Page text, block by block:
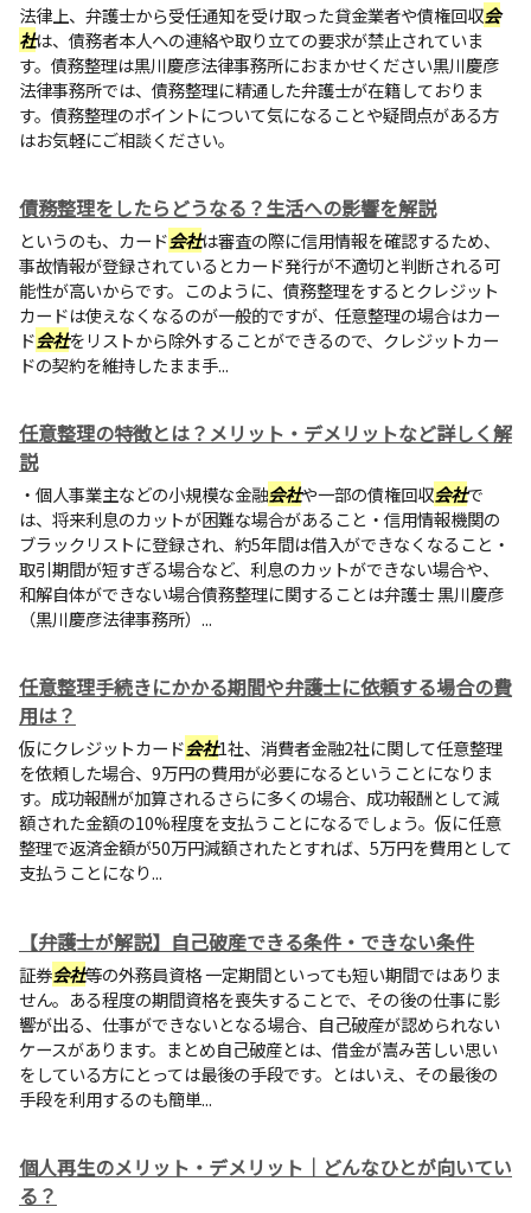
法律上、弁護士から受任通知を受け取った貸金業者や債権回収会
社は、債務者本人への連絡や取り立ての要求が禁止されていま
す。債務整理は黒川慶彦法律事務所におまかせください黒川慶彦
法律事務所では、債務整理に精通した弁護士が在籍しておりま
す。債務整理のポイントについて気になることや疑問点がある方
はお気軽にご相談ください。
債務整理をしたらどうなる？生活への影響を解説
というのも、カード会社は審査の際に信用情報を確認するため、
事故情報が登録されているとカード発行が不適切と判断される可
能性が高いからです。このように、債務整理をするとクレジット
カードは使えなくなるのが一般的ですが、任意整理の場合はカー
ド会社をリストから除外することができるので、クレジットカー
ドの契約を維持したまま手...
任意整理の特徴とは？メリット・デメリットなど詳しく解
説
・個人事業主などの小規模な金融会社や一部の債権回収会社で
は、将来利息のカットが困難な場合があること・信用情報機関の
ブラックリストに登録され、約5年間は借入ができなくなること・
取引期間が短すぎる場合など、利息のカットができない場合や、
和解自体ができない場合債務整理に関することは弁護士 黒川慶彦
（黒川慶彦法律事務所）...
任意整理手続きにかかる期間や弁護士に依頼する場合の費
用は？
仮にクレジットカード会社1社、消費者金融2社に関して任意整理
を依頼した場合、9万円の費用が必要になるということになりま
す。成功報酬が加算されるさらに多くの場合、成功報酬として減
額された金額の10%程度を支払うことになるでしょう。仮に任意
整理で返済金額が50万円減額されたとすれば、5万円を費用として
支払うことになり...
【弁護士が解説】自己破産できる条件・できない条件
証券会社等の外務員資格 一定期間といっても短い期間ではありま
せん。ある程度の期間資格を喪失することで、その後の仕事に影
響が出る、仕事ができないとなる場合、自己破産が認められない
ケースがあります。まとめ自己破産とは、借金が嵩み苦しい思い
をしている方にとっては最後の手段です。とはいえ、その最後の
手段を利用するのも簡単...
個人再生のメリット・デメリット｜どんなひとが向いてい
る？